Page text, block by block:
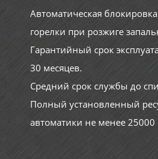
Автоматическая
горелки при розжиге
Гарантийный срок
30 месяцев.
Средний срок службы до
Полный установленный
автоматики не менее 25000